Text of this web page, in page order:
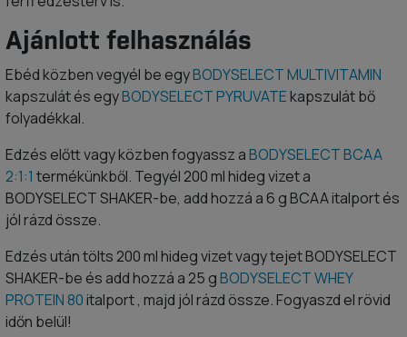
Ajánlott felhasználás
Ebéd közben vegyél be egyBODYSELECT MULTIVITAMIN
kapszulát és egyBODYSELECT PYRUVATEkapszulát bő
folyadékkal.
Edzés előtt vagy közben fogyassz aBODYSELECT BCAA
2:1:1 termékünkből. Tegyél 200 ml hideg vizet a
BODYSELECT SHAKER-be, add hozzá a 6 g BCAA italport és
jól rázd össze.
Edzés után tölts 200 ml hideg vizet vagy tejet BODYSELECT
SHAKER-be és add hozzá a 25 gBODYSELECT WHEY
PROTEIN 80italport , majd jól rázd össze. Fogyaszd el rövid
időn belül!